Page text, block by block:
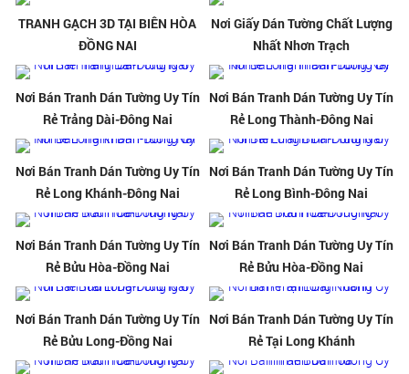
TRANH GẠCH 3D TẠI BIÊN HÒA
ĐỒNG NAI
Nơi Giấy Dán Tường Chất Lượng
Nhất Nhơn Trạch
Nơi Bán Tranh Dán Tường Uy Tín
Rẻ Trảng Dài-Đông Nai
Nơi Bán Tranh Dán Tường Uy Tín
Rẻ Long Thành-Đông Nai
Nơi Bán Tranh Dán Tường Uy Tín
Rẻ Long Khánh-Đông Nai
Nơi Bán Tranh Dán Tường Uy Tín
Rẻ Long Bình-Đông Nai
Nơi Bán Tranh Dán Tường Uy Tín
Rẻ Bửu Hòa-Đồng Nai
Nơi Bán Tranh Dán Tường Uy Tín
Rẻ Bửu Hòa-Đồng Nai
Nơi Bán Tranh Dán Tường Uy Tín
Rẻ Bửu Long-Đồng Nai
Nơi Bán Tranh Dán Tường Uy Tín
Rẻ Tại Long Khánh